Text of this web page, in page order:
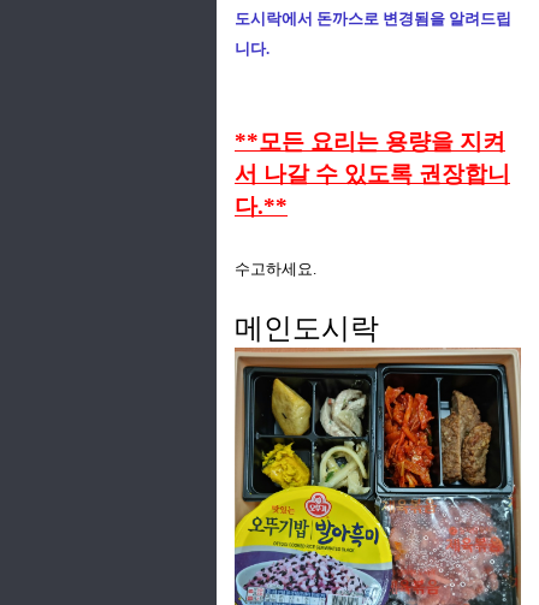
도시락에서 돈까스로 변경됨을 알려드립
니다.
**모든 요리는 용량을 지켜
서 나갈 수 있도록 권장합니
다.**
수고하세요.
메인도시락